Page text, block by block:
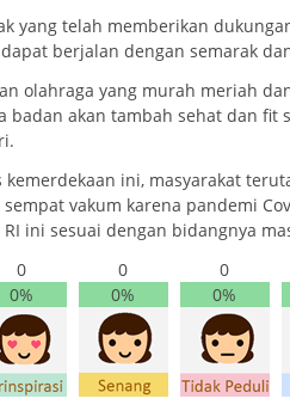
yang telah memberikan
berjalan dengan semarak
olahraga yang murah meriah
badan akan tambah sehat dan fit
ini, masyarakat
vakum karena pandemi
ini sesuai dengan bidangnya
0
0%
0
0%
0
0%